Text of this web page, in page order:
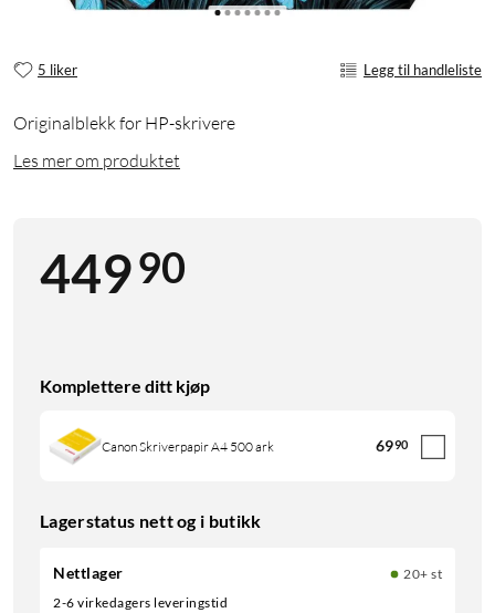
5 liker Legg til handleliste
Originalblekk for HP-skrivere
Les mer om produktet
44990
Komplettere ditt kjøp
Canon Skriverpapir A4 500 ark 6990
Lagerstatus nett og i butikk
Nettlager
20+ st
2-6 virkedagers leveringstid